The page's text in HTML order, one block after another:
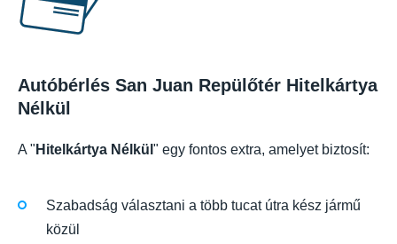
Autóbérlés San Juan Repülőtér Hitelkártya
Nélkül
A " Hitelkártya Nélkül " egy fontos extra, amelyet biztosít:
Szabadság választani a több tucat útra kész jármű
közül